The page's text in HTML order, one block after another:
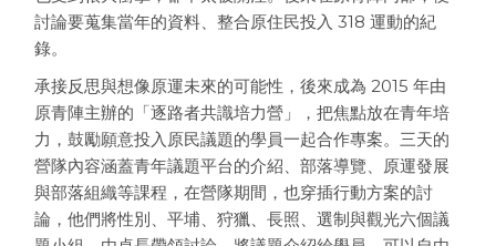
討論要蒐集當年的資料、整合原住民投入 318 運動的紀
錄。
承接反思與想像原運未來的可能性，後來成為 2015 年由
原青陣主辦的「逐路者共識培力營」，把焦點放在青年培
力，鼓勵願意投入原民議題的學員一起合作專案。三天的
營隊內容涵蓋青年議題平台的介紹、部落導覽、原運發展
與部落組織等課程，在營隊期間，也穿插行動方案的討
論，他們將性別、平埔、狩獵、長照、選制與觀光六個議